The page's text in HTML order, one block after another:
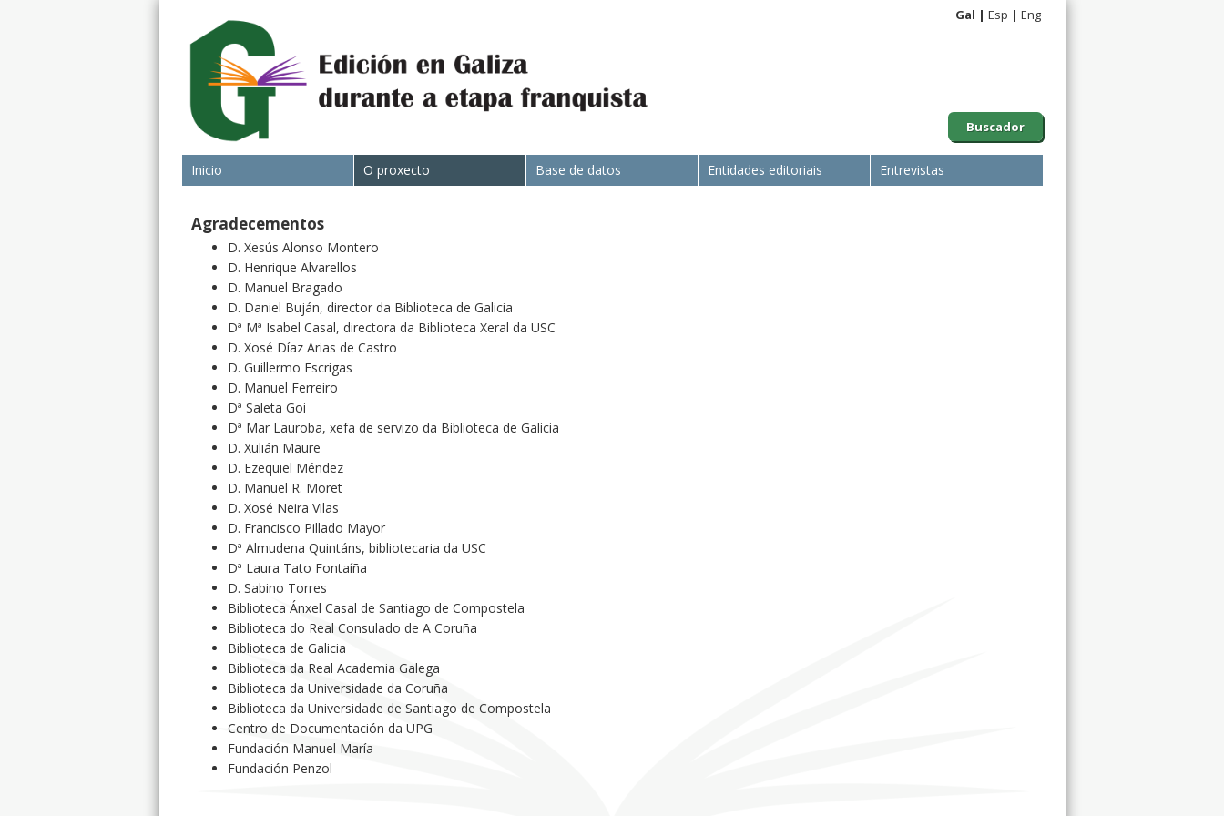
Buscador
Gal Esp Eng
Inicio O proxecto Base de datos Entidades editoriais Entrevistas
Agradecementos
D. Xesús Alonso Montero
D. Henrique Alvarellos
D. Manuel Bragado
D. Daniel Buján, director da Biblioteca de Galicia
Dª Mª Isabel Casal, directora da Biblioteca Xeral da USC
D. Xosé Díaz Arias de Castro
D. Guillermo Escrigas
D. Manuel Ferreiro
Dª Saleta Goi
Dª Mar Lauroba, xefa de servizo da Biblioteca de Galicia
D. Xulián Maure
D. Ezequiel Méndez
D. Manuel R. Moret
D. Xosé Neira Vilas
D. Francisco Pillado Mayor
Dª Almudena Quintáns, bibliotecaria da USC
Dª Laura Tato Fontaíña
D. Sabino Torres
Biblioteca Ánxel Casal de Santiago de Compostela
Biblioteca do Real Consulado de A Coruña
Biblioteca de Galicia
Biblioteca da Real Academia Galega
Biblioteca da Universidade da Coruña
Biblioteca da Universidade de Santiago de Compostela
Centro de Documentación da UPG
Fundación Manuel María
Fundación Penzol